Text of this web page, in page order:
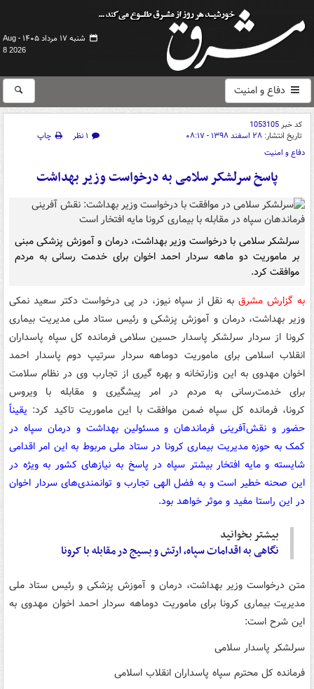
شنبه ۱۷ مرداد ۱۴۰۵ -
Aug
8 2026
دفاع و امنیت
کد خبر1053105
تاریخ انتشار: ۲۸ اسفند ۱۳۹۸ - ۰۸:۱۷ ۱ نظر
چاپ
دفاع و امنیت
پاسخ سرلشکر سلامی به درخواست وزیر بهداشت
سرلشکر سلامی با درخواست وزیر بهداشت، درمان و آموزش پزشکی مبنی
بر ماموریت دو ماهه سردار احمد اخوان برای خدمت رسانی به مردم
موافقت کرد.
به گزارش مشرق به نقل از سپاه نیوز، در پی درخواست دکتر سعید نمکی
وزیر بهداشت، درمان و آموزش پزشکی و رئیس ستاد ملی مدیریت بیماری
کرونا از سردار سرلشکر پاسدار حسین سلامی فرمانده کل سپاه پاسداران
انقلاب اسلامی برای ماموریت دوماهه سردار سرتیپ دوم پاسدار احمد
اخوان مهدوی به این وزارتخانه و بهره گیری از تجارب وی در نظام سلامت
برای خدمت‌رسانی به مردم در امر پیشگیری و مقابله با ویروس
کرونا، فرمانده کل سپاه ضمن موافقت با این ماموریت تاکید کرد: یقیناً
حضور و نقش‌آفرینی فرماندهان و مسئولین بهداشت و درمان سپاه در
کمک به حوزه مدیریت بیماری‌ کرونا در ستاد ملی مربوط به این امر اقدامی
شایسته و مایه افتخار بیشتر سپاه در پاسخ به نیازهای کشور به ویژه در
این صحنه خطیر است و به فضل الهی تجارب و توانمندی‌های سردار اخوان
در این راستا مفید و موثر خواهد بود.
بیشتر بخوانید
نگاهی به اقدامات سپاه، ارتش و بسیج در مقابله با کرونا
متن درخواست وزیر بهداشت، درمان و آموزش پزشکی و رئیس ستاد ملی
مدیریت بیماری کرونا برای ماموریت دوماهه سردار احمد اخوان مهدوی به
این شرح است:
سرلشکر پاسدار سلامی
فرمانده کل محترم سپاه پاسداران انقلاب اسلامی